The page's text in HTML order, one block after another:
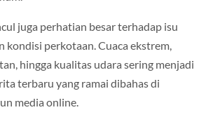
juga perhatian besar terhadap isu
kondisi perkotaan. Cuaca ekstrem,
hingga kualitas udara sering menjadi
terbaru yang ramai dibahas di
media online.